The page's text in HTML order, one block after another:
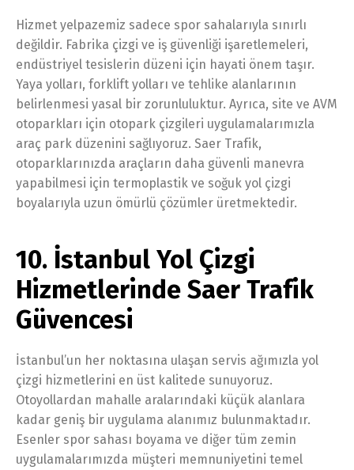
Hizmet yelpazemiz sadece spor sahalarıyla sınırlı
değildir. Fabrika çizgi ve iş güvenliği işaretlemeleri,
endüstriyel tesislerin düzeni için hayati önem taşır.
Yaya yolları, forklift yolları ve tehlike alanlarının
belirlenmesi yasal bir zorunluluktur. Ayrıca, site ve AVM
otoparkları için otopark çizgileri uygulamalarımızla
araç park düzenini sağlıyoruz. Saer Trafik,
otoparklarınızda araçların daha güvenli manevra
yapabilmesi için termoplastik ve soğuk yol çizgi
boyalarıyla uzun ömürlü çözümler üretmektedir.
10. İstanbul Yol Çizgi
Hizmetlerinde Saer Trafik
Güvencesi
İstanbul’un her noktasına ulaşan servis ağımızla yol
çizgi hizmetlerini en üst kalitede sunuyoruz.
Otoyollardan mahalle aralarındaki küçük alanlara
kadar geniş bir uygulama alanımız bulunmaktadır.
Esenler spor sahası boyama ve diğer tüm zemin
uygulamalarımızda müşteri memnuniyetini temel